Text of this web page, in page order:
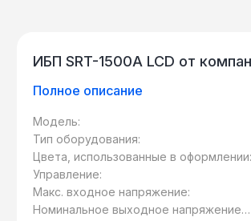
ИБП SRT-1500A LCD от
Полное описание
Модель:
Тип оборудования:
Цвета, использованные в оформлении:
Управление:
Макс. входное напряжение:
Номинальное выходное напряжение